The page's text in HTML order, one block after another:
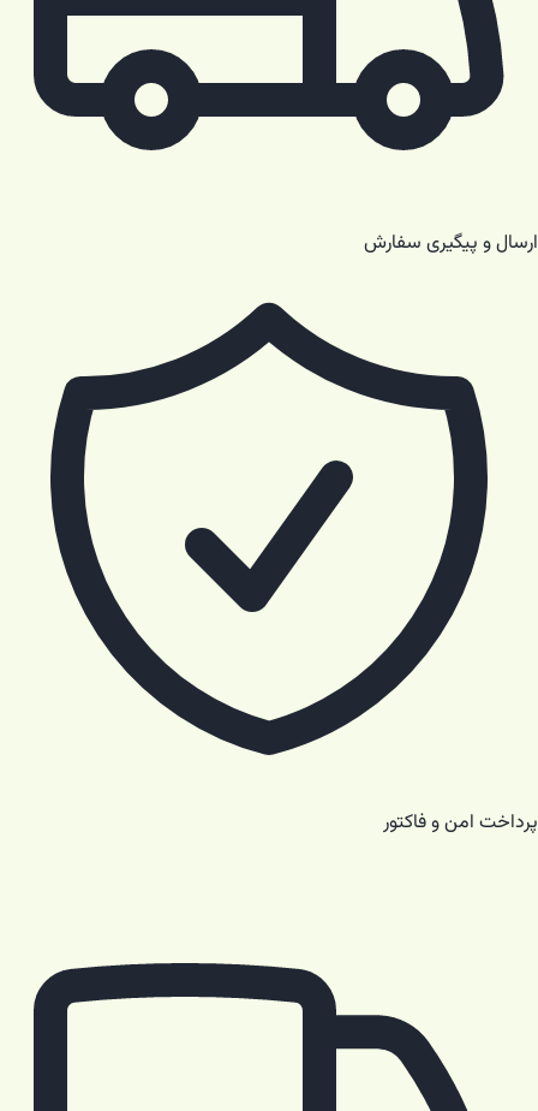
ارسال و پیگیری سفارش
پرداخت امن و فاکتور